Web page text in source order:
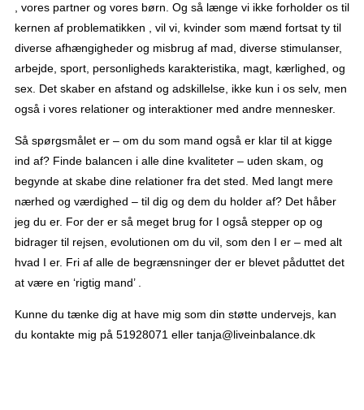
, vores partner og vores børn. Og så længe vi ikke forholder os til
kernen af problematikken , vil vi, kvinder som mænd fortsat ty til
diverse afhængigheder og misbrug af mad, diverse stimulanser,
arbejde, sport, personligheds karakteristika, magt, kærlighed, og
sex. Det skaber en afstand og adskillelse, ikke kun i os selv, men
også i vores relationer og interaktioner med andre mennesker.
Så spørgsmålet er – om du som mand også er klar til at kigge
ind af? Finde balancen i alle dine kvaliteter – uden skam, og
begynde at skabe dine relationer fra det sted. Med langt mere
nærhed og værdighed – til dig og dem du holder af? Det håber
jeg du er. For der er så meget brug for I også stepper op og
bidrager til rejsen, evolutionen om du vil, som den I er – med alt
hvad I er. Fri af alle de begrænsninger der er blevet påduttet det
at være en ‘rigtig mand’ .
Kunne du tænke dig at have mig som din støtte undervejs, kan
du kontakte mig på 51928071 eller tanja@liveinbalance.dk